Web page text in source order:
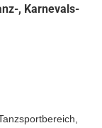
, Karnevals-